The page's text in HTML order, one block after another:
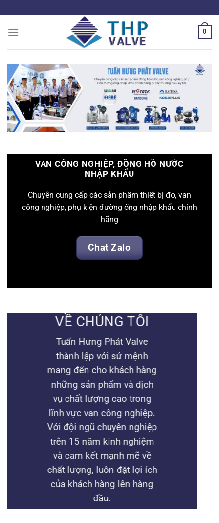
qua
nội
0
VAN CÔNG NGHIỆP, ĐỒNG HỒ NƯỚC
NHẬP KHẨU
Chuyên cung cấp các sản phẩm thiết bị đo, van
công nghiệp, phụ kiện đường ống nhập khẩu chính
hãng
Chat Zalo
VỀ CHÚNG TÔI
Tuấn Hưng Phát Valve
thành lập với sứ mệnh
mang đến cho khách hàng
những sản phẩm và dịch
vụ chất lượng cao trong
lĩnh vực van công nghiệp.
Với đội ngũ chuyên nghiệp
trên 15 năm kinh nghiệm
và cam kết mạnh mẽ về
chất lượng, luôn đặt lợi ích
của khách hàng lên hàng
đầu.